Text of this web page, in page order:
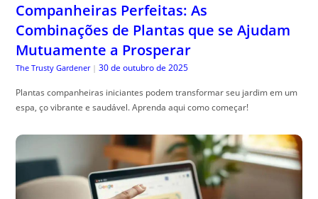
Companheiras Perfeitas: As
Combinações de Plantas que se Ajudam
Mutuamente a Prosperar
The Trusty Gardener | 30 de outubro de 2025
Plantas companheiras iniciantes podem transformar seu jardim em um
espa, ço vibrante e saudável. Aprenda aqui como começar!